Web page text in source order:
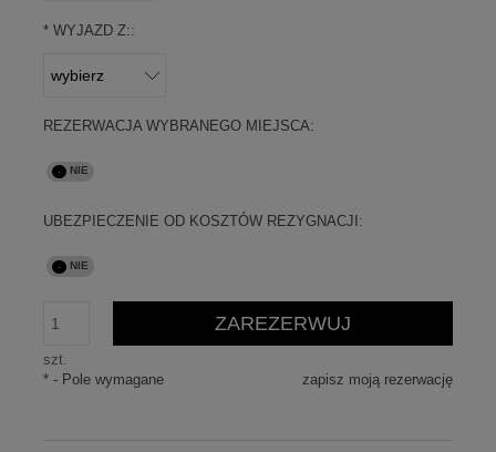
* WYJAZD Z::
REZERWACJA WYBRANEGO MIEJSCA:
UBEZPIECZENIE OD KOSZTÓW REZYGNACJI:
szt.
ZAREZERWUJ
zapisz moją rezerwację
* - Pole wymagane